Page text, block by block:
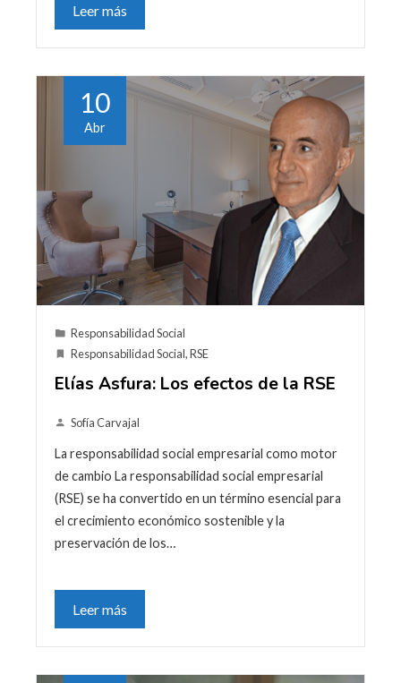
Leer más
10
Abr
Responsabilidad Social
Responsabilidad Social,RSE
Elías Asfura: Los efectos de la RSE
Sofía Carvajal
La responsabilidad social empresarial como motor
de cambio La responsabilidad social empresarial
(RSE) se ha convertido en un término esencial para
el crecimiento económico sostenible y la
preservación de los…
Leer más